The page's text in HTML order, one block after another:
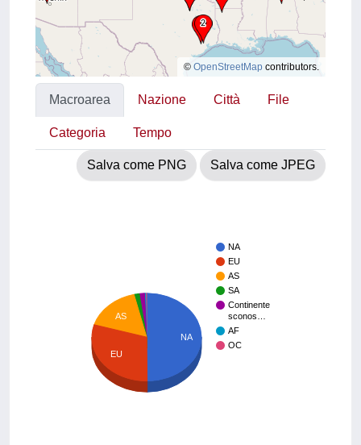
© OpenStreetMap contributors.
Macroarea Nazione Città File
Categoria Tempo
Salva come PNG Salva come JPEG
NA
EU
AS
SA
Continente
sconos…
AF
OC
NA
AS
EU